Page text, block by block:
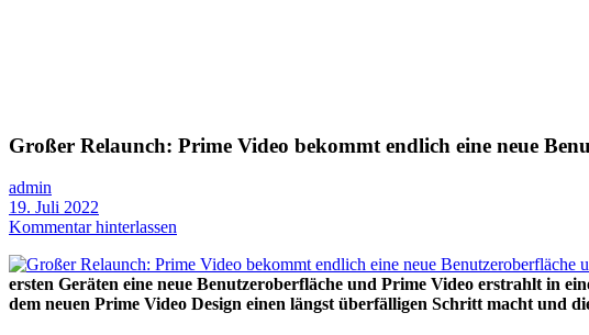
Großer Relaunch: Prime Video bekommt endlich eine neue
admin
19. Juli 2022
Kommentar hinterlassen
ersten Geräten eine neue Benutzeroberfläche und Prime Video erstrahlt in
dem neuen Prime Video Design einen längst überfälligen Schritt macht und